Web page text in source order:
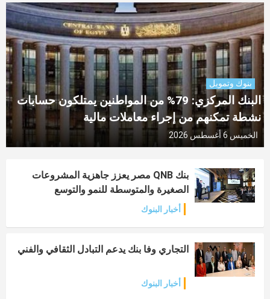
بنوك وتمويل
البنك المركزي: 79% من المواطنين يمتلكون حسابات
نشطة تمكنهم من إجراء معاملات مالية
الخميس 6 أغسطس 2026
بنك QNB مصر يعزز جاهزية المشروعات
الصغيرة والمتوسطة للنمو والتوسع
أخبار البنوك
التجاري وفا بنك يدعم التبادل الثقافي والفني
أخبار البنوك